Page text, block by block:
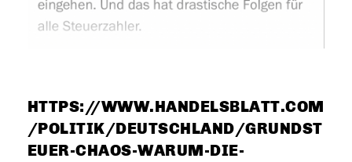
HTTPS://WWW.HANDELSBLATT.COM
/POLITIK/DEUTSCHLAND/GRUNDST
EUER-CHAOS-WARUM-DIE-